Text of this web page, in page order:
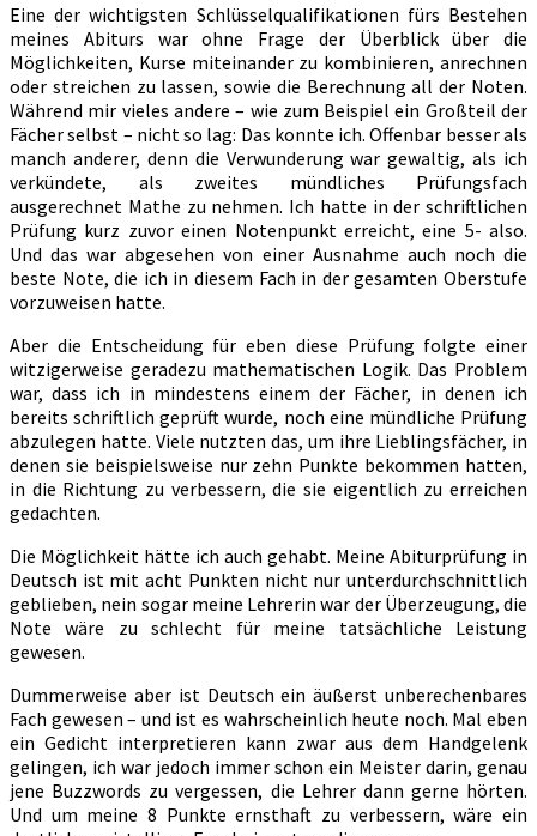
rechnen
war
Eine der wichtigsten Schlüsselqualifikationen fürs Bestehen
meines Abiturs war ohne Frage der Überblick über die
Möglichkeiten, Kurse miteinander zu kombinieren, anrechnen
oder streichen zu lassen, sowie die Berechnung all der Noten.
Während mir vieles andere – wie zum Beispiel ein Großteil der
Fächer selbst – nicht so lag: Das konnte ich. Offenbar besser als
manch anderer, denn die Verwunderung war gewaltig, als ich
verkündete, als zweites mündliches Prüfungsfach
ausgerechnet Mathe zu nehmen. Ich hatte in der schriftlichen
Prüfung kurz zuvor einen Notenpunkt erreicht, eine 5- also.
Und das war abgesehen von einer Ausnahme auch noch die
beste Note, die ich in diesem Fach in der gesamten Oberstufe
vorzuweisen hatte.
Aber die Entscheidung für eben diese Prüfung folgte einer
witzigerweise geradezu mathematischen Logik. Das Problem
war, dass ich in mindestens einem der Fächer, in denen ich
bereits schriftlich geprüft wurde, noch eine mündliche Prüfung
abzulegen hatte. Viele nutzten das, um ihre Lieblingsfächer, in
denen sie beispielsweise nur zehn Punkte bekommen hatten,
in die Richtung zu verbessern, die sie eigentlich zu erreichen
gedachten.
Die Möglichkeit hätte ich auch gehabt. Meine Abiturprüfung in
Deutsch ist mit acht Punkten nicht nur unterdurchschnittlich
geblieben, nein sogar meine Lehrerin war der Überzeugung, die
Note wäre zu schlecht für meine tatsächliche Leistung
gewesen.
Dummerweise aber ist Deutsch ein äußerst unberechenbares
Fach gewesen – und ist es wahrscheinlich heute noch. Mal eben
ein Gedicht interpretieren kann zwar aus dem Handgelenk
gelingen, ich war jedoch immer schon ein Meister darin, genau
jene Buzzwords zu vergessen, die Lehrer dann gerne hörten.
Und um meine 8 Punkte ernsthaft zu verbessern, wäre ein